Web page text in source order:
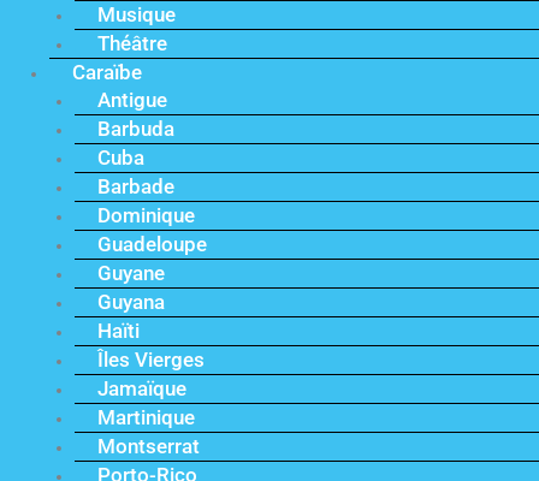
Musique
Théâtre
Caraïbe
Antigue
Barbuda
Cuba
Barbade
Dominique
Guadeloupe
Guyane
Guyana
Haïti
Îles Vierges
Jamaïque
Martinique
Montserrat
Porto-Rico